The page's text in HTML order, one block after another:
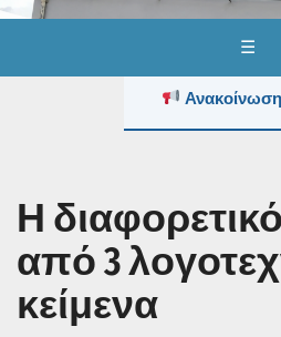
☰
Η
από 3
κείμενα